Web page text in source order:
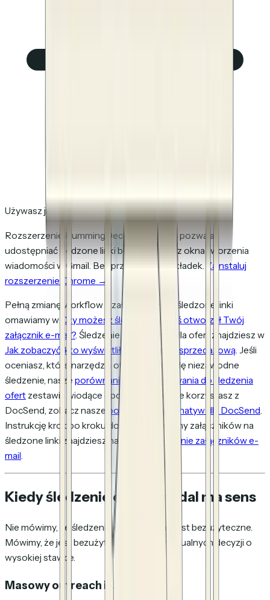
Używasz już Gmaila?
Rozszerzenie HummingDeck dla Chrome pozwala
udostępniać śledzone linki bezpośrednio z okna tworzenia
wiadomości w Gmail. Bez przełączania zakładek.
Zainstaluj
rozszerzenie Chrome →
Pełną zmianę workflow z załączników na śledzone linki
omawiamy w Czy możesz śledzić, czy ktoś otworzył Twój
załącznik e-mail?. Śledzenie specyficzne dla ofert znajdziesz w
Jak zobaczyć, kto wyświetlił Twoją ofertę sprzedażową. Jeśli
oceniasz, które narzędzia oferują naprawdę niezawodne
śledzenie, nasze porównanie oprogramowania do śledzenia
ofert zestawia wiodące opcje. Jeśli obecnie korzystasz z
DocSend, zobacz nasze porównanie alternatyw dla DocSend.
Instrukcję krok po kroku dotyczącą zamiany załączników na
śledzone linki znajdziesz na stronie
Śledzenie załączników e-
mail.
Kiedy śledzenie e-maili nadal ma sens
Nie mówimy, że śledzenie otwarć e-maili jest bezużyteczne.
Mówimy, że jest bezużyteczne dla indywidualnych decyzji o
wysokiej stawce.
Masowy outreach i kampanie